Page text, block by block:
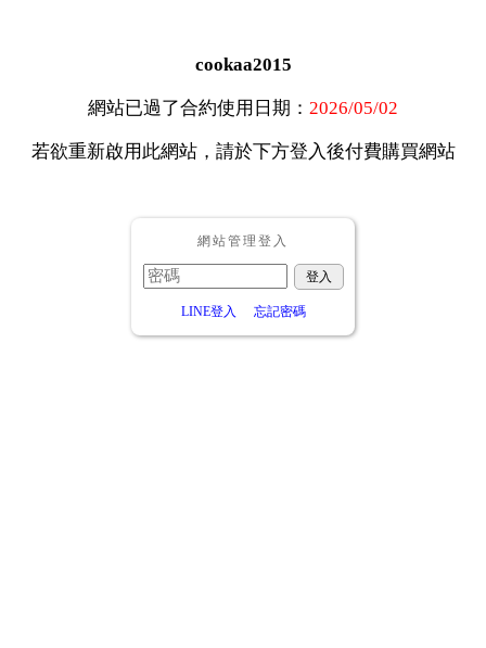
cookaa2015
網站已過了合約使用日期： 2026/05/02
若欲重新啟用此網站，請於下方登入後付費購買網站
網站管理登入
LINE登入 忘記密碼